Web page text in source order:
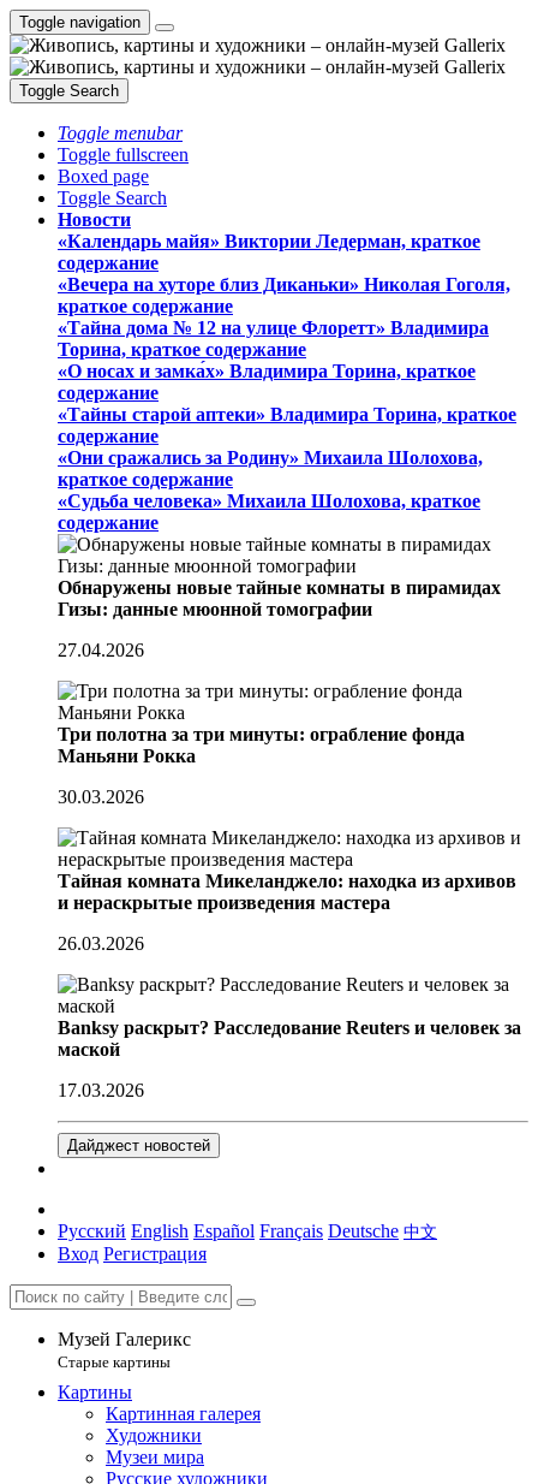
Toggle navigation
Toggle Search
Toggle menubar
Toggle fullscreen
Boxed page
Toggle Search
Новости
«Календарь майя» Виктории Ледерман, краткое
содержание
«Вечера на хуторе близ Диканьки» Николая Гоголя,
краткое содержание
«Тайна дома № 12 на улице Флоретт» Владимира
Торина, краткое содержание
«О носах и замка́х» Владимира Торина, краткое
содержание
«Тайны старой аптеки» Владимира Торина, краткое
содержание
«Они сражались за Родину» Михаила Шолохова,
краткое содержание
«Судьба человека» Михаила Шолохова, краткое
содержание
Обнаружены новые тайные комнаты в пирамидах
Гизы: данные мюонной томографии
27.04.2026
Три полотна за три минуты: ограбление фонда
Маньяни Рокка
30.03.2026
Тайная комната Микеланджело: находка из архивов
и нераскрытые произведения мастера
26.03.2026
Banksy раскрыт? Расследование Reuters и человек за
маской
17.03.2026
Дайджест новостей
Русский English Español Français Deutsche 中文
Вход Регистрация
Музей Галерикс
Старые картины
Картины
Картинная галерея
Художники
Музеи мира
Русские художники